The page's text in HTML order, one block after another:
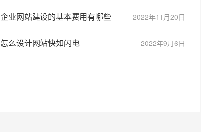
2022年11月20日
企业网站建设的基本费用有哪些
2022年9月6日
怎么设计网站快如闪电